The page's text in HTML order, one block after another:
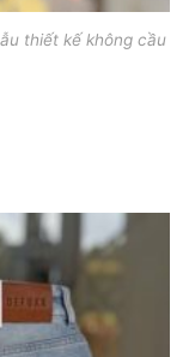
thiết kế không cầu